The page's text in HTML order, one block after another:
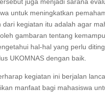
untuk meningkatkan
dari kegiatan itu adalah agar
gambaran tentang
hal-hal yang perlu
UKOMNAS dengan baik.
kegiatan ini berjalan
manfaat bagi mahasiswa